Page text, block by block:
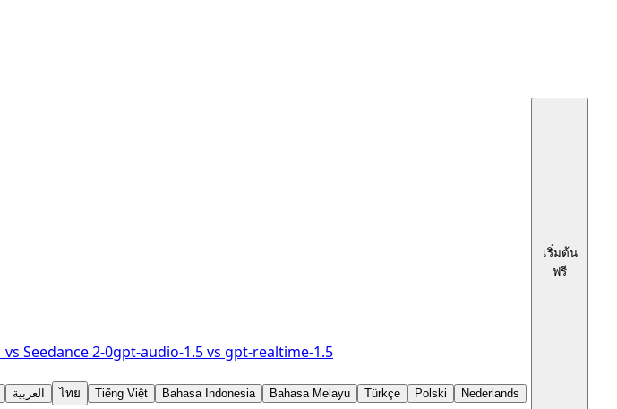
vs Seedance 2-0gpt-audio-1.5vs gpt-realtime-1.5
العربية ไทย Tiếng Việt Bahasa Indonesia Bahasa Melayu Türkçe Polski
Nederlands
เริ่มต้น
ฟรี